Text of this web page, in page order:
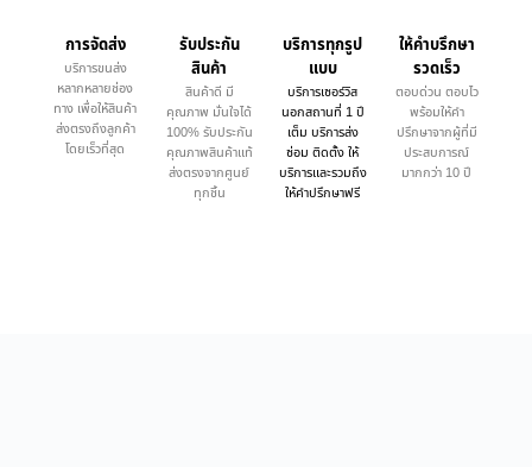
การจัดส่ง
บริการขนส่ง
หลากหลายช่อง
ทาง เพื่อให้สินค้า
ส่งตรงถึงลูกค้า
โดยเร็วที่สุด
รับประกัน
สินค้า
สินค้าดี มี
คุณภาพ มั่นใจได้
100% รับประกัน
คุณภาพสินค้าแท้
ส่งตรงจากศูนย์
ทุกชิ้น
บริการทุกรูป
แบบ
บริการเซอร์วิส
นอกสถานที่ 1 ปี
เต็ม บริการส่ง
ซ่อม ติดตั้ง ให้
บริการและรวมถึง
ให้คำปรึกษาฟรี
ให้คำบรึกษา
รวดเร็ว
ตอบด่วน ตอบไว
พร้อมให้คำ
ปรึกษาจากผู้ที่มี
ประสบการณ์
มากกว่า 10 ปี